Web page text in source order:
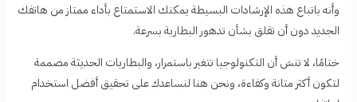
وأنه باتباع هذه الإرشادات البسيطة يمكنك الاستمتاع بأداء ممتاز من هاتفك
الجديد دون أن تقلق بشأن تدهور البطارية بسرعة.
ختامًا، لا تنسَ أن التكنولوجيا تتغير باستمرار، والبطاريات الحديثة مصممة
لتكون أكثر متانة وكفاءة، ونحن هنا لنساعدك على تحقيق أفضل استخدام